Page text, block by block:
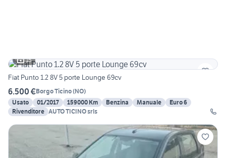
15
Fiat Punto 1.2 8V 5 porte Lounge 69cv
6.500 €Borgo Ticino(NO)
Usato
01/2017 159000 Km Benzina Manuale
Euro 6
Rivenditore AUTO TICINO srls